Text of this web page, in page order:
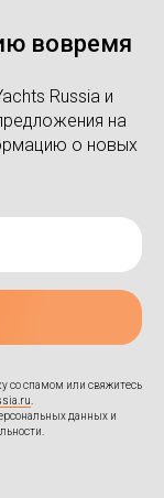
вовремя
Russia и
на
о новых
со спамом или свяжитесь
данных и